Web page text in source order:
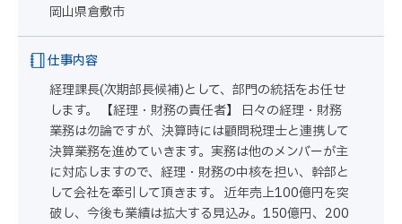
岡山県倉敷市
仕事内容
経理課長(次期部長候補)として、部門の統括をお任せ
します。 【経理・財務の責任者】 日々の経理・財務
業務は勿論ですが、決算時には顧問税理士と連携して
決算業務を進めていきます。実務は他のメンバーが主
に対応しますので、経理・財務の中核を担い、幹部と
して会社を牽引して頂きます。 近年売上100億円を突
破し、今後も業績は拡大する見込み。150億円、200